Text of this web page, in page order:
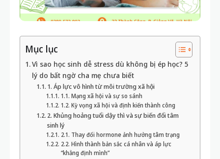
Mục lục
Vì sao học sinh dễ stress dù không bị ép học? 5
lý do bất ngờ cha mẹ chưa biết
1. Áp lực vô hình từ môi trường xã hội
1.1. Mạng xã hội và sự so sánh
1.2. Kỳ vọng xã hội và định kiến thành công
2. Khủng hoảng tuổi dậy thì và sự biến đổi tâm
sinh lý
2.1. Thay đổi hormone ảnh hưởng tâm trạng
2.2. Hình thành bản sắc cá nhân và áp lực
“khẳng định mình”